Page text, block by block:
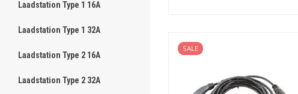
Laadstation Type 1 16A
Laadstation Type 1 32A
Laadstation Type 2 16A
Laadstation Type 2 32A
SALE